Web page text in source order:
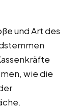
und Art des
wie die